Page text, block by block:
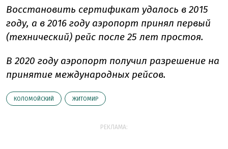
Восстановить сертификат удалось в 2015
году, а в 2016 году аэропорт принял первый
(технический) рейс после 25 лет простоя.
В 2020 году аэропорт получил разрешение на
принятие международных рейсов.
КОЛОМОЙСКИЙ ЖИТОМИР
РЕКЛАМА: